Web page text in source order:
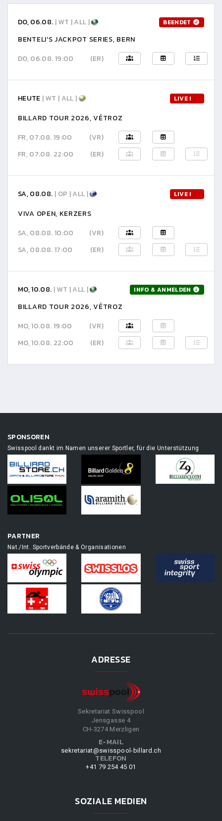
DO, 06.08. | WT | ALL | BEENDET
BENTELI'S JACKPOT SERIES, BERN
DO, 06.08. 19:00
(ER)
HEUTE | WT | ALL | LIVE !
BILLARD TOUR 2026, VÉTROZ
FR, 07.08. 19:00
(VR)
FR, 07.08. 22:00
(ER)
SA, 08.08. | OP | ALL | LIVE !
VIVA OPEN, KERZERS
SA, 08.08. 10:00
(VR)
SA, 08.08. 17:00
(ER)
MO, 10.08. | WT | ALL | INFO & ANMELDEN
BILLARD TOUR 2026, VÉTROZ
MO, 10.08. 19:00
(VR)
MO, 10.08. 22:00
(ER)
SPONSOREN
Swisspool dankt im Namen unserer Sportler, für die Unterstützung
PARTNER
Nat./Int. Sportverbände & Organisationen
ADRESSE
Sekretariat Swisspool
Jensgasse 4
CH-3274 Merzligen
E-MAIL
sekretariat@swisspool-billard.ch
TELEFON
+41 79 254 45 01
SOZIALE MEDIEN